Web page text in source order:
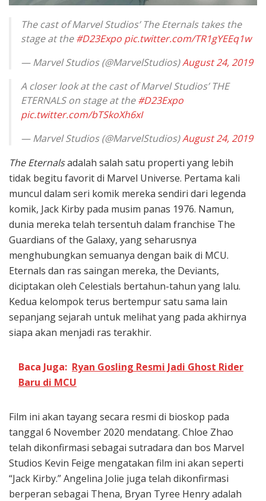
The cast of Marvel Studios’ The Eternals takes the
stage at the#D23Expo pic.twitter.com/TR1gYEEq1w
— Marvel Studios (@MarvelStudios)August 24, 2019
A closer look at the cast of Marvel Studios’ THE
ETERNALS on stage at the#D23Expo
pic.twitter.com/bTSkoXh6xI
— Marvel Studios (@MarvelStudios)August 24, 2019
The Eternalsadalah salah satu properti yang lebih
tidak begitu favorit di Marvel Universe. Pertama kali
muncul dalam seri komik mereka sendiri dari legenda
komik, Jack Kirby pada musim panas 1976. Namun,
dunia mereka telah tersentuh dalam franchise The
Guardians of the Galaxy, yang seharusnya
menghubungkan semuanya dengan baik di MCU.
Eternals dan ras saingan mereka, the Deviants,
diciptakan oleh Celestials bertahun-tahun yang lalu.
Kedua kelompok terus bertempur satu sama lain
sepanjang sejarah untuk melihat yang pada akhirnya
siapa akan menjadi ras terakhir.
Baca Juga: Ryan Gosling Resmi Jadi Ghost Rider
Baru di MCU
Film ini akan tayang secara resmi di bioskop pada
tanggal 6 November 2020 mendatang. Chloe Zhao
telah dikonfirmasi sebagai sutradara dan bos Marvel
Studios Kevin Feige mengatakan film ini akan seperti
“Jack Kirby.” Angelina Jolie juga telah dikonfirmasi
berperan sebagai Thena, Bryan Tyree Henry adalah